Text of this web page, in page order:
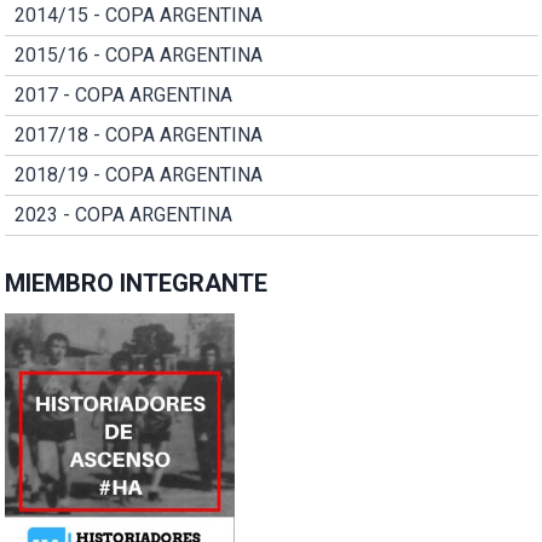
2014/15 - COPA ARGENTINA
2015/16 - COPA ARGENTINA
2017 - COPA ARGENTINA
2017/18 - COPA ARGENTINA
2018/19 - COPA ARGENTINA
2023 - COPA ARGENTINA
MIEMBRO INTEGRANTE